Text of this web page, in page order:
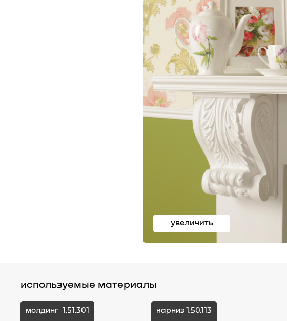
увеличить
используемые материалы
молдинг 1.51.301 карниз 1.50.113